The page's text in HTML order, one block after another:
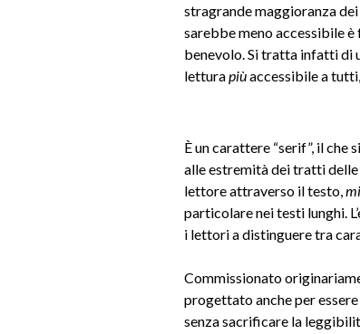
stragrande maggioranza
sarebbe meno accessibile è
benevolo. Si tratta infatti di
letturapiùaccessibile a
È un carattere “serif”, il che
alle estremità dei tratti delle
lettore attraverso il testo,
particolare nei testi lunghi.
i lettori a distinguere tra
Commissionato
progettato anche per
senza sacrificare la